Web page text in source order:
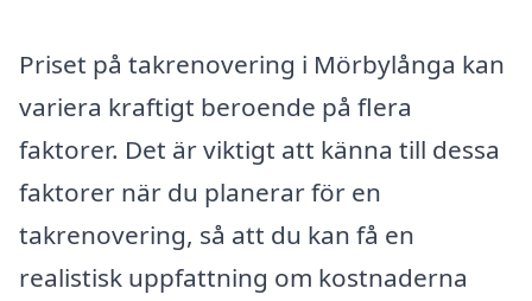
Priset på takrenovering i Mörbylånga kan
variera kraftigt beroende på flera
faktorer. Det är viktigt att känna till dessa
faktorer när du planerar för en
takrenovering, så att du kan få en
realistisk uppfattning om kostnaderna